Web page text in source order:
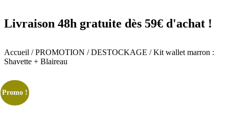
Livraison 48h gratuite dès 59€ d'achat !
Accueil /PROMOTION /DESTOCKAGE / Kit wallet marron :
Shavette + Blaireau
Promo !